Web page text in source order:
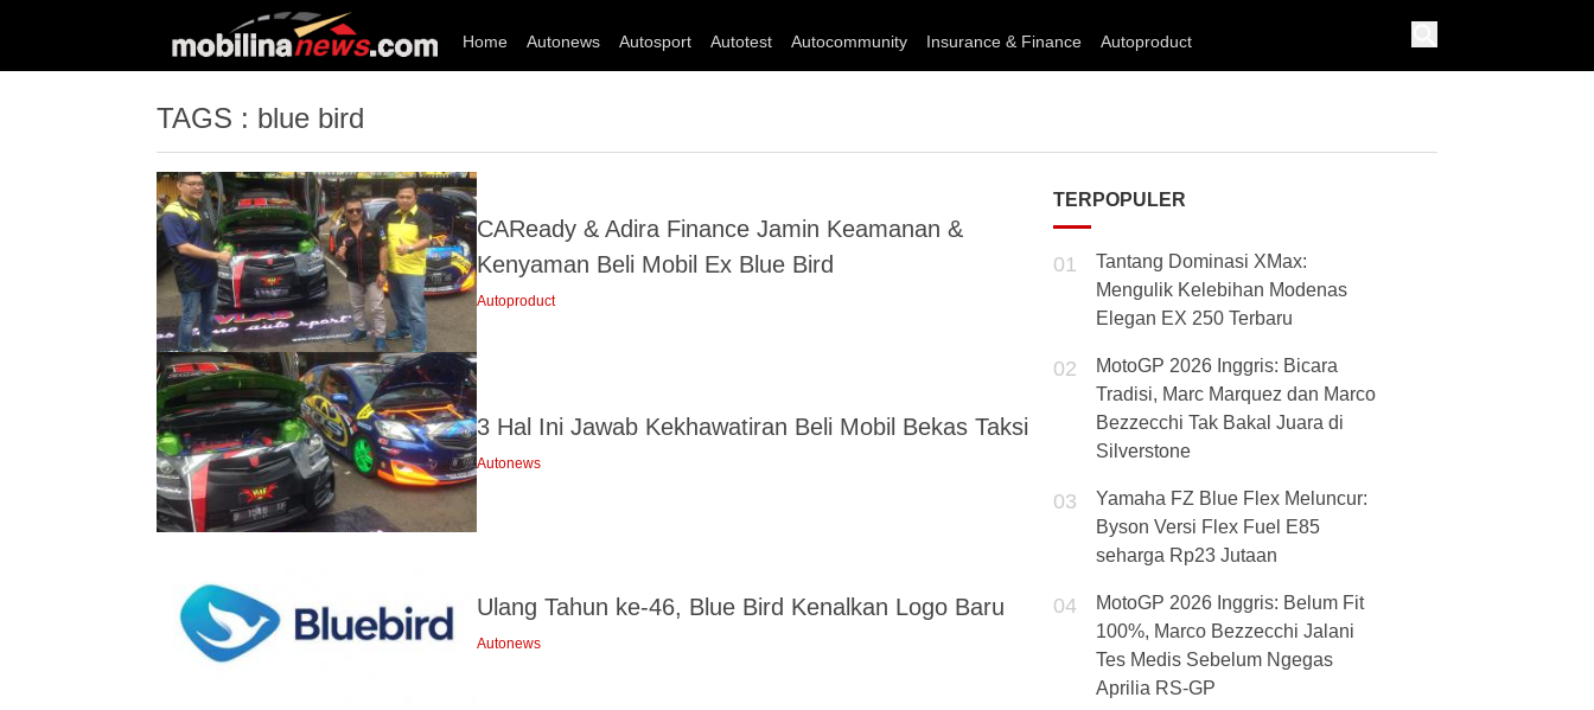
Home Autonews Autosport Autotest Autocommunity Insurance & Finance Autoproduct
TAGS : blue bird
CAReady & Adira Finance Jamin Keamanan &
Kenyaman Beli Mobil Ex Blue Bird
Autoproduct
3 Hal Ini Jawab Kekhawatiran Beli Mobil Bekas Taksi
Autonews
Ulang Tahun ke-46, Blue Bird Kenalkan Logo Baru
Autonews
TERPOPULER
01
Tantang Dominasi XMax:
Mengulik Kelebihan Modenas
Elegan EX 250 Terbaru
02
MotoGP 2026 Inggris: Bicara
Tradisi, Marc Marquez dan Marco
Bezzecchi Tak Bakal Juara di
Silverstone
03
Yamaha FZ Blue Flex Meluncur:
Byson Versi Flex Fuel E85
seharga Rp23 Jutaan
04
MotoGP 2026 Inggris: Belum Fit
100%, Marco Bezzecchi Jalani
Tes Medis Sebelum Ngegas
Aprilia RS-GP